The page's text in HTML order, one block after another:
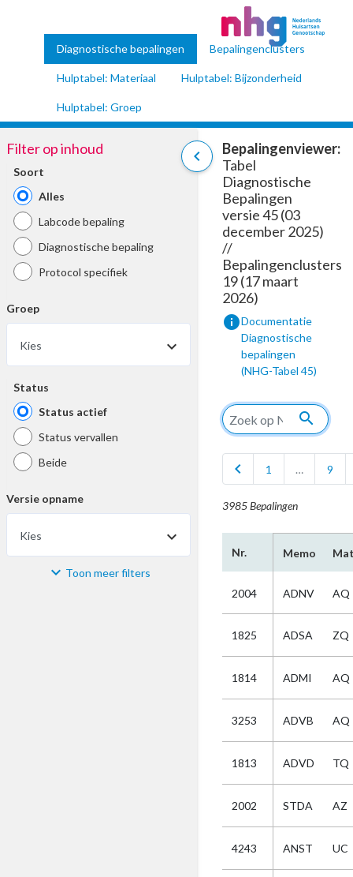
Diagnostische bepalingen Bepalingenclusters
Hulptabel: Materiaal Hulptabel: Bijzonderheid
Hulptabel: Groep
chevron_left
Filter op inhoud
Soort
Alles
Labcode bepaling
Diagnostische bepaling
Protocol specifiek
Groep
Kies
Status
Status actief
Status vervallen
Beide
Versie opname
Kies
Materiaal Toon meer filters
Bepalingenviewer:
Tabel
Diagnostische
Bepalingen
versie 45 (03
december 2025)
//
Bepalingenclusters
19 (17 maart
2026)
infoDocumentatie
Diagnostische
bepalingen
(NHG-Tabel 45)
search
chevron_left 1 … 9
3985 Bepalingen
Nr. Memo
2004 ADNV AQ
1825 ADSA ZQ
1814 ADMI AQ
3253 ADVB AQ
1813 ADVD TQ
2002 STDA AZ
4243 ANST UC